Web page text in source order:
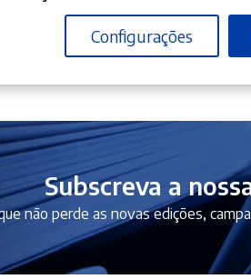
Subscreva a
não perde as novas edições,
Configurações